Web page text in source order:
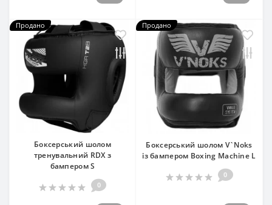
Продано
Боксерський шолом
тренувальний RDX з
бампером S
0
Продано
Боксерський шолом V`Noks
із бампером Boxing Machine L
0